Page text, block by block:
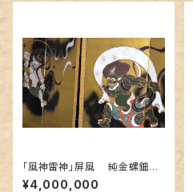
「風神雷神」屏風 純金螺鈿漆
箔緯錦織 無月作
¥4,000,000